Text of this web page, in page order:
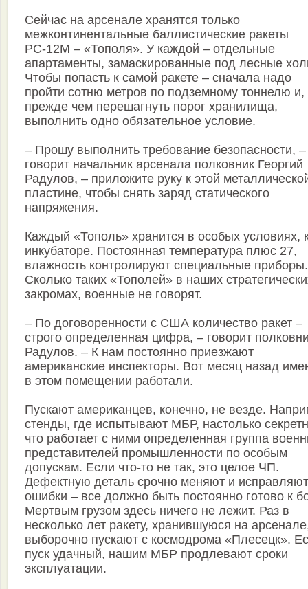
Сейчас на арсенале хранятся только
межконтинентальные баллистические ракеты
РС-12М – «Тополя». У каждой – отдельные
апартаменты, замаскированные под лесные
Чтобы попасть к самой ракете – сначала надо
пройти сотню метров по подземному тоннелю и,
прежде чем перешагнуть порог хранилища,
выполнить одно обязательное условие.
– Прошу выполнить требование безопасности, –
говорит начальник арсенала полковник Георгий
Радулов, – приложите руку к этой
пластине, чтобы снять заряд статического
напряжения.
Каждый «Тополь» хранится в особых условиях,
инкубаторе. Постоянная температура плюс 27,
влажность контролируют специальные приборы.
Сколько таких «Тополей» в наших
закромах, военные не говорят.
– По договоренности с США количество ракет –
строго определенная цифра, – говорит
Радулов. – К нам постоянно приезжают
американские инспекторы. Вот месяц назад
в этом помещении работали.
Пускают американцев, конечно, не везде.
стенды, где испытывают МБР, настолько
что работает с ними определенная группа
представителей промышленности по особым
допускам. Если что-то не так, это целое ЧП.
Дефектную деталь срочно меняют и исправляют
ошибки – все должно быть постоянно готово к
Мертвым грузом здесь ничего не лежит. Раз в
несколько лет ракету, хранившуюся на
выборочно пускают с космодрома «Плесецк».
пуск удачный, нашим МБР продлевают сроки
эксплуатации.